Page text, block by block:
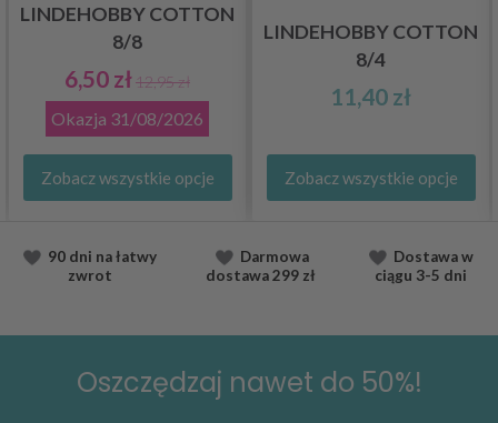
LINDEHOBBY COTTON
8/8
6,50 zł12,95 zł
Okazja 31/08/2026
Zobacz wszystkie opcje
LINDEHOBBY COTTON
8/4
11,40 zł
Zobacz wszystkie opcje
90 dni na łatwy
zwrot
Darmowa
dostawa299 zł
Dostawaw
ciągu 3-5 dni
Oszczędzaj nawet do 50%!